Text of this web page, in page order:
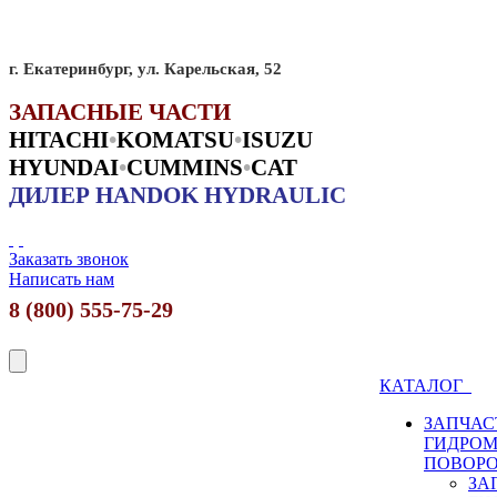
г. Екатеринбург, ул. Карельская, 52
ЗАПАСНЫЕ ЧАСТИ
HITACHI•KOMATSU•ISUZU
HYUNDAI•CUMMINS•CAT
ДИЛЕР HANDOK HYDRAULIC
Заказать звонок
Написать нам
8 (800) 555-75-29
КАТАЛОГ